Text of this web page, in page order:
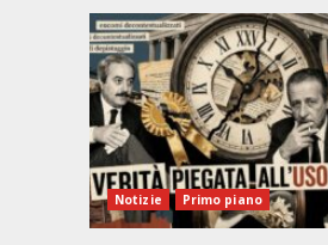
Notizie Primo piano